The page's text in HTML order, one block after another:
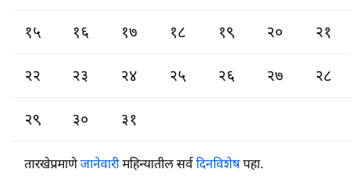
१५ १६ १७ १८ १९ २० २१
२२ २३ २४ २५ २६ २७ २८
२९ ३० ३१
तारखेप्रमाणेजानेवारीमहिन्यातील सर्वदिनविशेषपहा.